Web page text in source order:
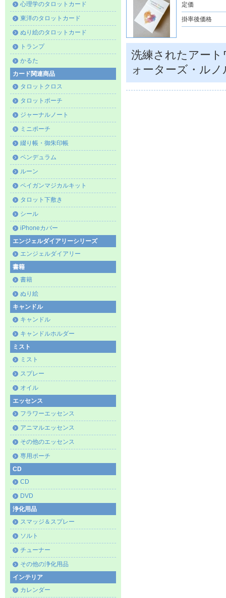
心理学のタロットカード
東洋のタロットカード
ぬり絵のタロットカード
トランプ
かるた
カード関連商品
タロットクロス
タロットポーチ
ジャーナルノート
ミニポーチ
綴り帳・御朱印帳
ペンデュラム
ルーン
ペイガンマジカルキット
タロット下敷き
シール
iPhoneカバー
エンジェルダイアリーシリーズ
エンジェルダイアリー
書籍
書籍
ぬり絵
キャンドル
キャンドル
キャンドルホルダー
ミスト
ミスト
スプレー
オイル
エッセンス
フラワーエッセンス
アニマルエッセンス
その他のエッセンス
専用ポーチ
CD
CD
DVD
浄化用品
スマッジ＆スプレー
ソルト
チューナー
その他の浄化用品
インテリア
カレンダー
定価
掛率後価格
洗練されたアー
ォーターズ・ル